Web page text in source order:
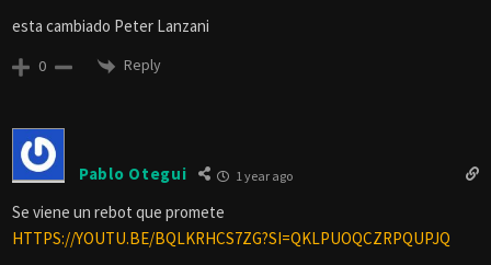
esta cambiado Peter Lanzani
0 Reply
Pablo Otegui 1 year ago
Se viene un rebot que promete
HTTPS://YOUTU.BE/BQLKRHCS7ZG?SI=QKLPUOQCZRPQUPJQ